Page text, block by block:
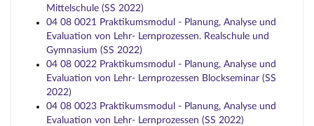
Mittelschule (SS 2022)
04 08 0021 Praktikumsmodul - Planung, Analyse und
Evaluation von Lehr- Lernprozessen. Realschule und
Gymnasium (SS 2022)
04 08 0022 Praktikumsmodul - Planung, Analyse und
Evaluation von Lehr- Lernprozessen Blockseminar (SS
2022)
04 08 0023 Praktikumsmodul - Planung, Analyse und
Evaluation von Lehr- Lernprozessen (SS 2022)